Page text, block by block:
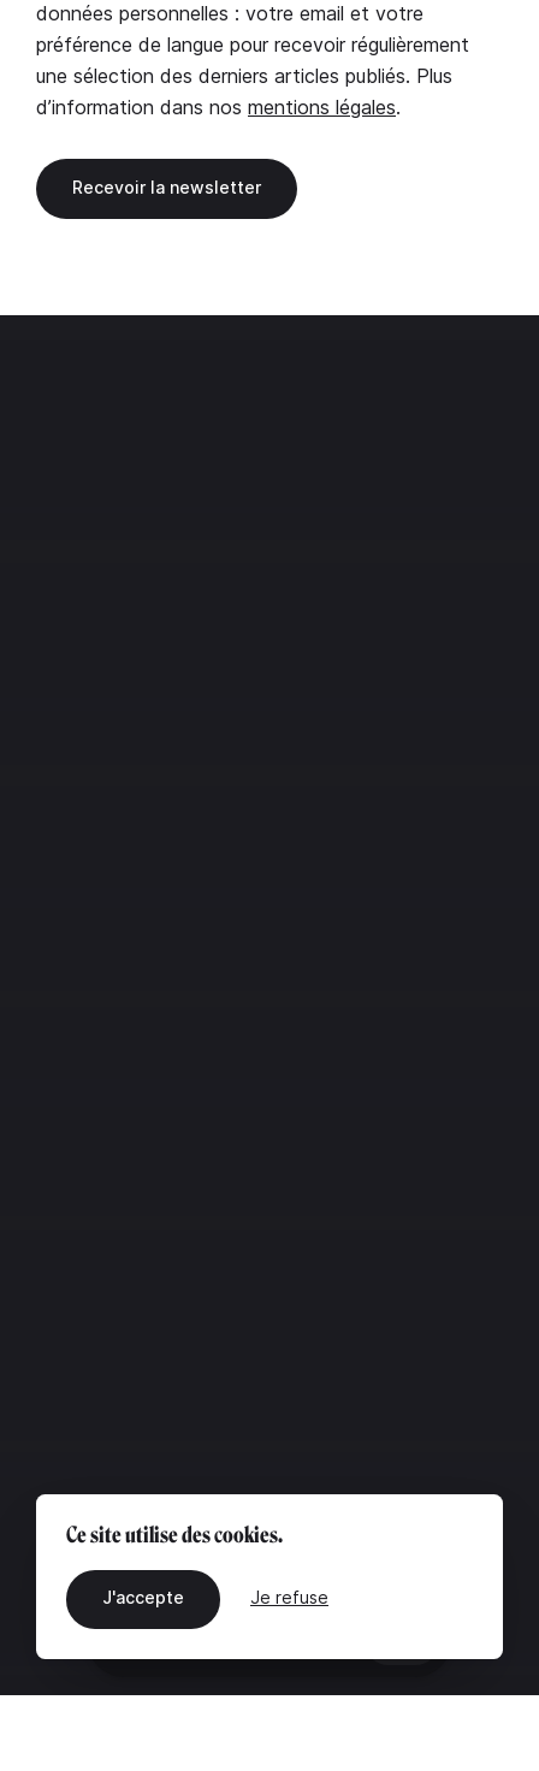
données personnelles : votre email et votre
préférence de langue pour recevoir régulièrement
une sélection des derniers articles publiés. Plus
d’information dans nos mentions légales.
Ce site utilise des cookies.
J'accepte Je refuse